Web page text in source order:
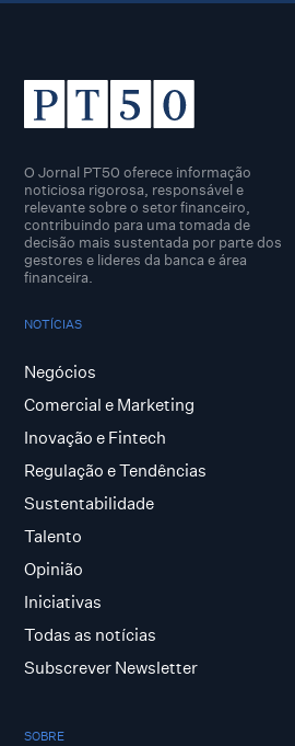
O Jornal PT50 oferece informação
noticiosa rigorosa, responsável e
relevante sobre o setor financeiro,
contribuindo para uma tomada de
decisão mais sustentada por parte dos
gestores e lideres da banca e área
financeira.
NOTÍCIAS
Negócios
Comercial e Marketing
Inovação e Fintech
Regulação e Tendências
Sustentabilidade
Talento
Opinião
Iniciativas
Todas as notícias
Subscrever Newsletter
SOBRE